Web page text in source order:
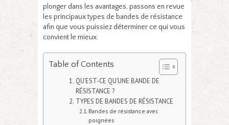
plonger dans les avantages, passons en revue
les principaux types de bandes de résistance
afin que vous puissiez déterminer ce qui vous
convient le mieux.
Table of Contents
QU’EST-CE QU’UNE BANDE DE
RÉSISTANCE ?
TYPES DE BANDES DE RÉSISTANCE
Bandes de résistance avec
poignées